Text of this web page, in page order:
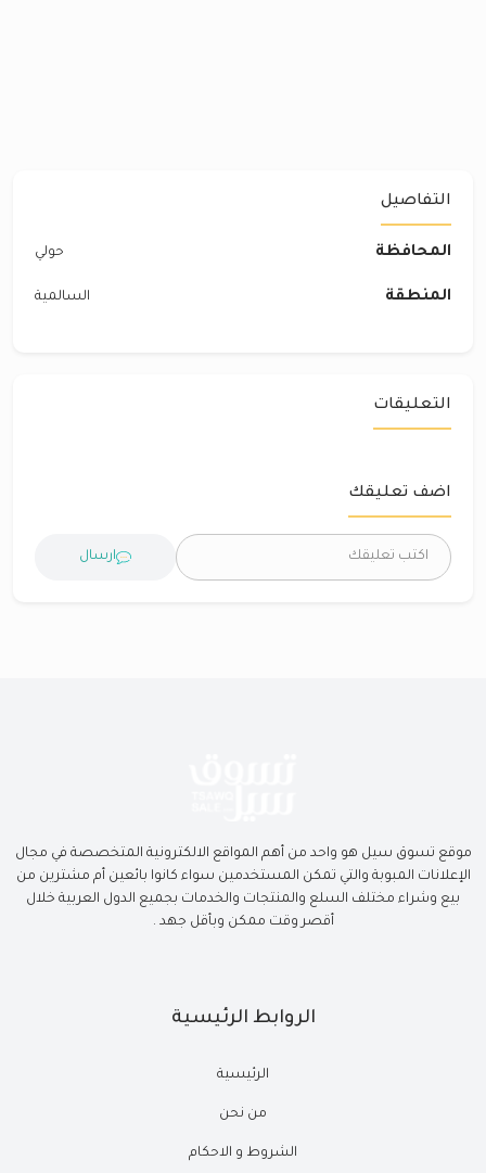
التفاصيل
المحافظة حولي
المنطقة السالمية
التعليقات
اضف تعليقك
ارسال
موقع تسوق سيل هو واحد من أهم المواقع الالكترونية المتخصصة في مجال
الإعلانات المبوبة والتي تمكن المستخدمين سواء كانوا بائعين أم مشترين من
بيع وشراء مختلف السلع والمنتجات والخدمات بجميع الدول العربية خلال
أقصر وقت ممكن وبأقل جهد .
الروابط الرئيسية
الرئيسية
من نحن
الشروط و الاحكام